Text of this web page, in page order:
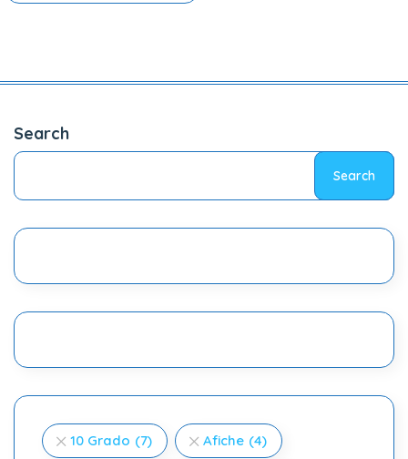
Search
Search
10 Grado (7) Afiche (4)